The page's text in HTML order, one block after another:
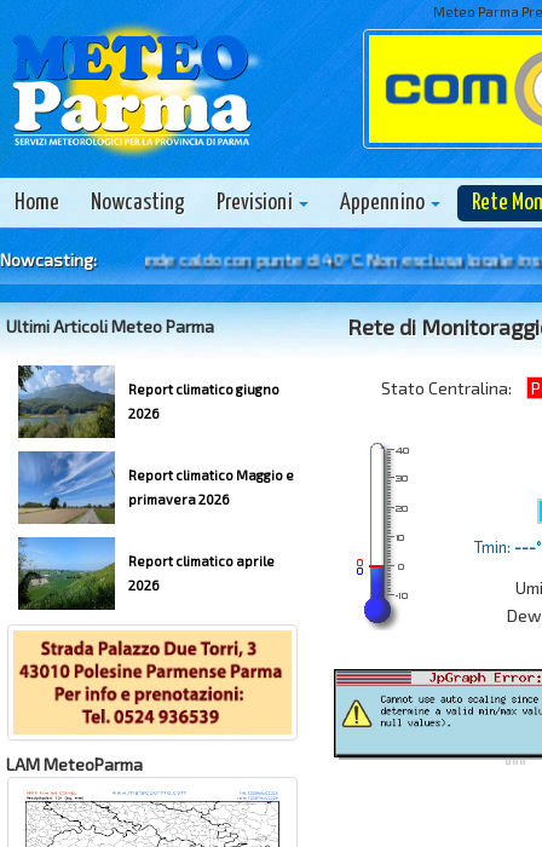
Meteo Parma
Home Nowcasting Previsioni Appennino Rete
Nowcasting:
6 Agosto - Grande caldo con punte di 40°C. Non esclusa locale
Ultimi Articoli Meteo Parma
Report climatico giugno
2026
Report climatico Maggio e
primavera 2026
Report climatico aprile
2026
LAM MeteoParma
Rete di
Stato Centralina:
Tmin: ---